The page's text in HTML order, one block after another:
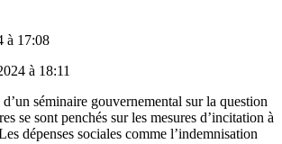
à 17:08
à 18:11
séminaire gouvernemental sur la question
se sont penchés sur les mesures d’incitation à
dépenses sociales comme l’indemnisation